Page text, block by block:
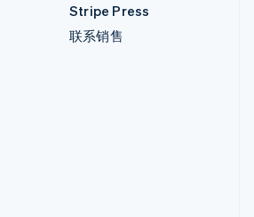
Stripe Press
联系销售